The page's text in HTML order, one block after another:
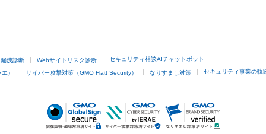
洩診断 Webサイトリスク診断 セキュリティ相談AIチャットボット
） サイバー攻撃対策（GMO Flatt Security） なりすまし対策 セキュリティ事業の軌